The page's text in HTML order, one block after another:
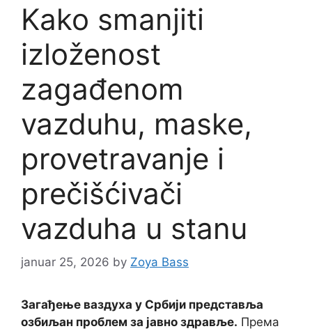
Kako smanjiti
izloženost
zagađenom
vazduhu, maske,
provetravanje i
prečišćivači
vazduha u stanu
januar 25, 2026 by Zoya Bass
Загађење ваздуха у Србији представља
озбиљан проблем за јавно здравље. Према